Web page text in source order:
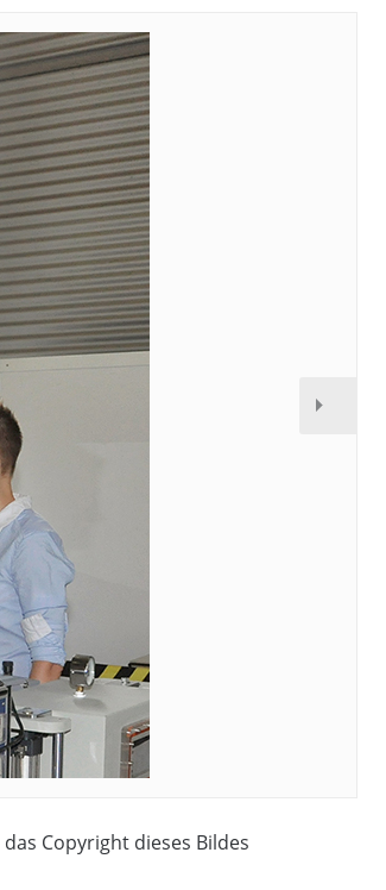
Copyright dieses Bildes